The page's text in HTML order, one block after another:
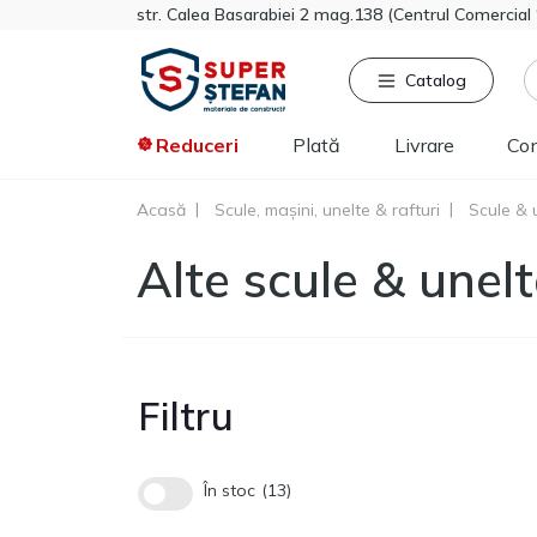
str. Calea Basarabiei 2 mag.138 (Centrul Comercial
Catalog
Reduceri Plată Livrare
Tikkurila
Sniezka
Spumă
Polistiren extrudat
Acasă Scule, mașini, unelte & rafturi Scule &
Alte scule &
Filtru
În stoc 13